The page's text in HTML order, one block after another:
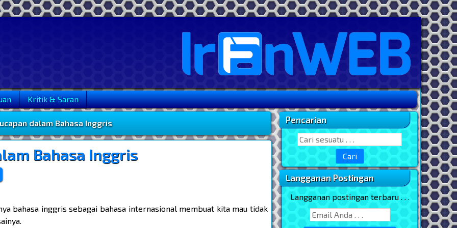
Kritik & Saran
dalam Bahasa Inggris
Bahasa Inggris
bahasa inggris sebagai bahasa internasional membuat kita mau tidak
Sidebar Utama
Pencarian
Search for:
Langganan Postingan
Langganan postingan terbaru . . .